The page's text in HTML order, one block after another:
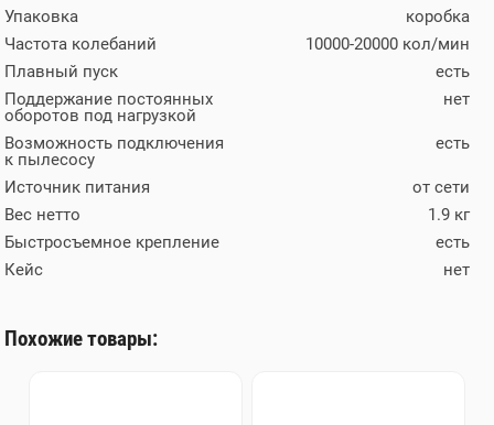
Упаковка
коробка
Частота колебаний
10000-20000 кол/мин
Плавный пуск
есть
Поддержание постоянных
оборотов под нагрузкой
нет
Возможность подключения
к пылесосу
есть
Источник питания
от сети
Вес нетто
1.9 кг
Быстросъемное крепление
есть
Кейс
нет
Похожие товары: